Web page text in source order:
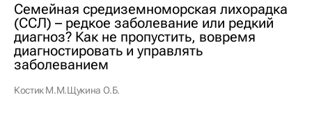
Семейная средиземноморская лихорадка
(ССЛ) – редкое заболевание или редкий
диагноз? Как не пропустить, вовремя
диагностировать и управлять
заболеванием
Костик М.М.Щукина О.Б.